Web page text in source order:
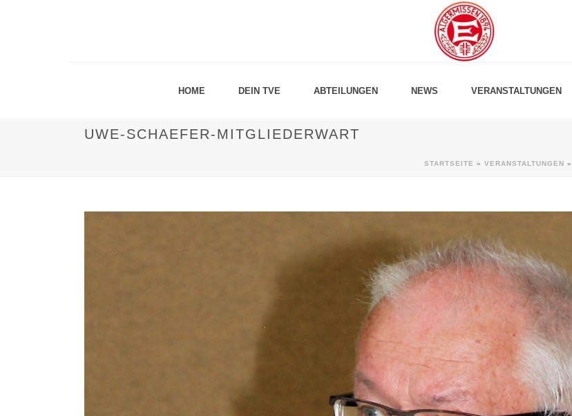
HOME DEIN TVE ABTEILUNGEN NEWS VERANSTALTUNGEN
UWE-SCHAEFER-MITGLIEDERWART
STARTSEITE » VERANSTALTUNGEN »